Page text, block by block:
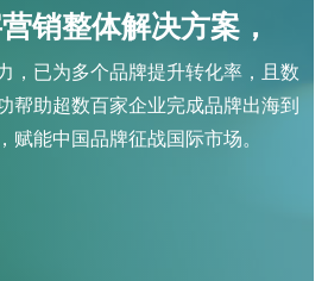
销整体解决方案，
，已为多个品牌提升转化率，且数
帮助超数百家企业完成品牌出海到
能中国品牌征战国际市场。